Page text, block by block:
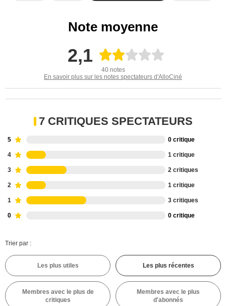
Note moyenne
2,1
40 notes
En savoir plus sur les notes spectateurs d'AlloCiné
7 CRITIQUES SPECTATEURS
5 0 critique
4 1 critique
3 2 critiques
2 1 critique
1 3 critiques
0 0 critique
Trier par :
Les plus utiles Les plus récentes
Membres avec le plus de
critiques
Membres avec le plus
d'abonnés